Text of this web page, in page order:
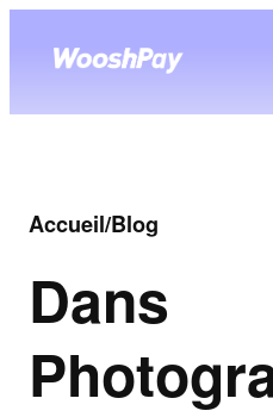
Accueil/Blog
Dans